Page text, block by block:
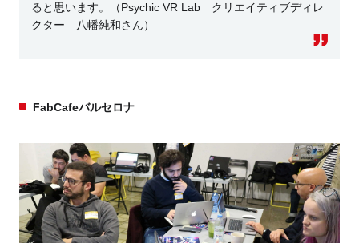
ると思います。（Psychic VR Lab クリエイティブディレ
クター 八幡純和さん）
FabCafeバルセロナ